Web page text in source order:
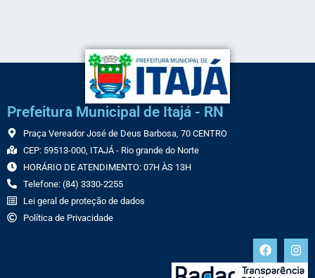
Prefeitura Municipal de Itajá - RN
Praça Vereador José de Deus Barbosa, 70 CENTRO
CEP: 59513-000, ITAJÁ - Rio grande do Norte
HORÁRIO DE ATENDIMENTO: 07H ÀS 13H
Telefone: (84) 3330-2255
Lei geral de proteção de dados
Política de Privacidade